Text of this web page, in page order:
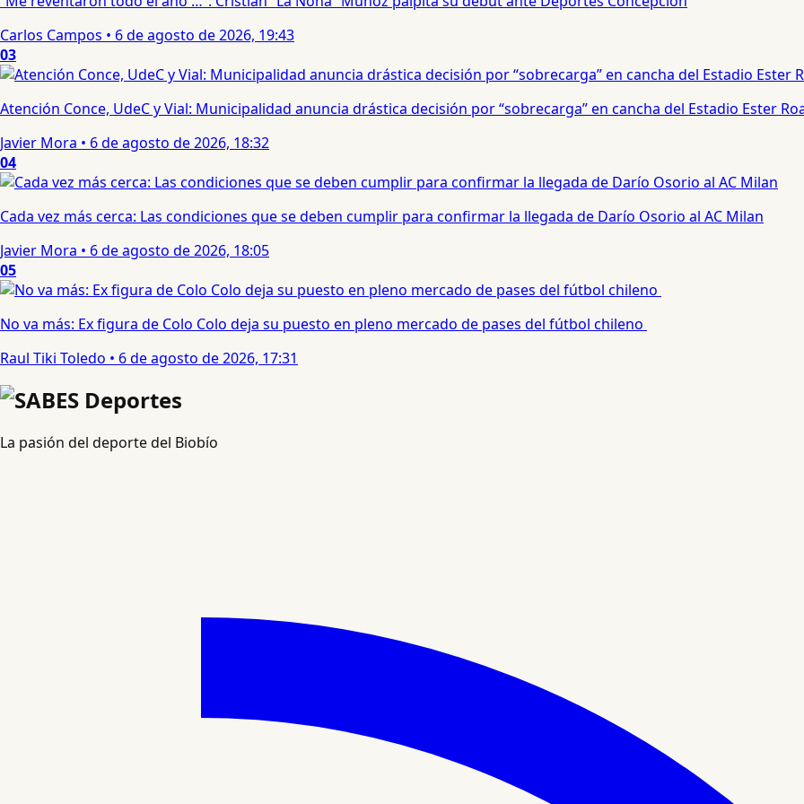
Carlos Campos • 6 de agosto de 2026, 19:43
03
Atención Conce, UdeC y Vial: Municipalidad anuncia drástica decisión por “sobrecarga” en cancha del Estadio Ester
Javier Mora • 6 de agosto de 2026, 18:32
04
Cada vez más cerca: Las condiciones que se deben cumplir para confirmar la llegada de Darío Osorio al AC Milan
Javier Mora • 6 de agosto de 2026, 18:05
05
No va más: Ex figura de Colo Colo deja su puesto en pleno mercado de pases del fútbol chileno
Raul Tiki Toledo • 6 de agosto de 2026, 17:31
La pasión del deporte del Biobío